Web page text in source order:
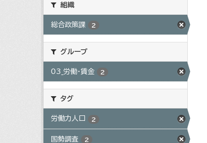
組織
総合政策課 2
グループ
03_労働・賃金 2
タグ
労働力人口 2
国勢調査 2